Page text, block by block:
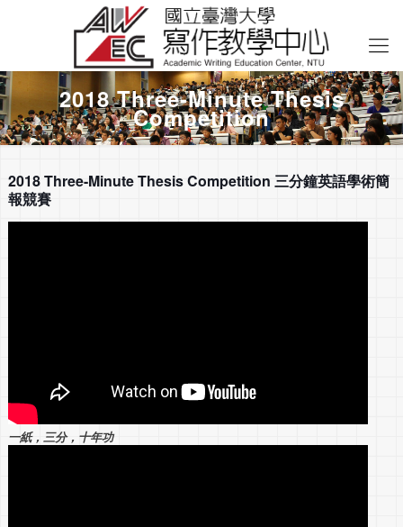
2018 Three-Minute Thesis
Competition
2018 Three-Minute Thesis Competition 三分鐘英語學術簡
報競賽
一紙，三分，十年功